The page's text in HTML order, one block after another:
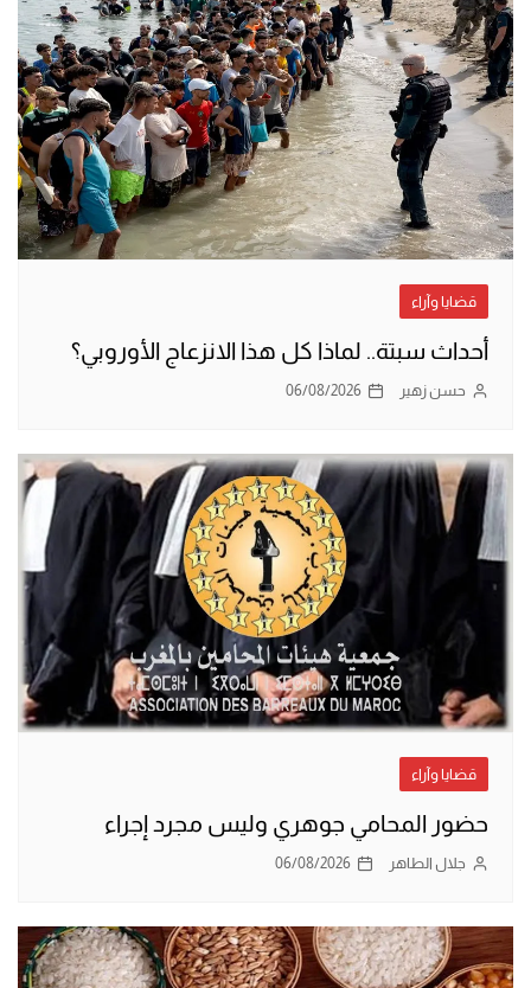
قضايا وآراء
أحداث سبتة.. لماذا كل هذا الانزعاج الأوروبي؟
حسن زهير 06/08/2026
قضايا وآراء
حضور المحامي جوهري وليس مجرد إجراء
جلال الطاهر 06/08/2026